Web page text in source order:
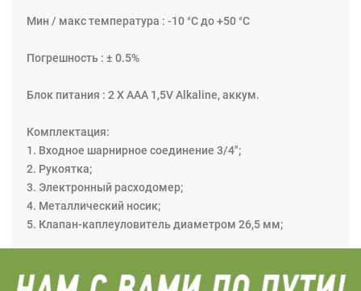
Мин / макс температура : -10 °C до +50 °C
Погрешность : ± 0.5%
Блок питания : 2 Х ААА 1,5V Alkaline, аккум.
Комплектация:
1. Входное шарнирное соединение 3/4";
2. Рукоятка;
3. Электронный расходомер;
4. Металлический носик;
5. Клапан-каплеуловитель диаметром 26,5 мм;